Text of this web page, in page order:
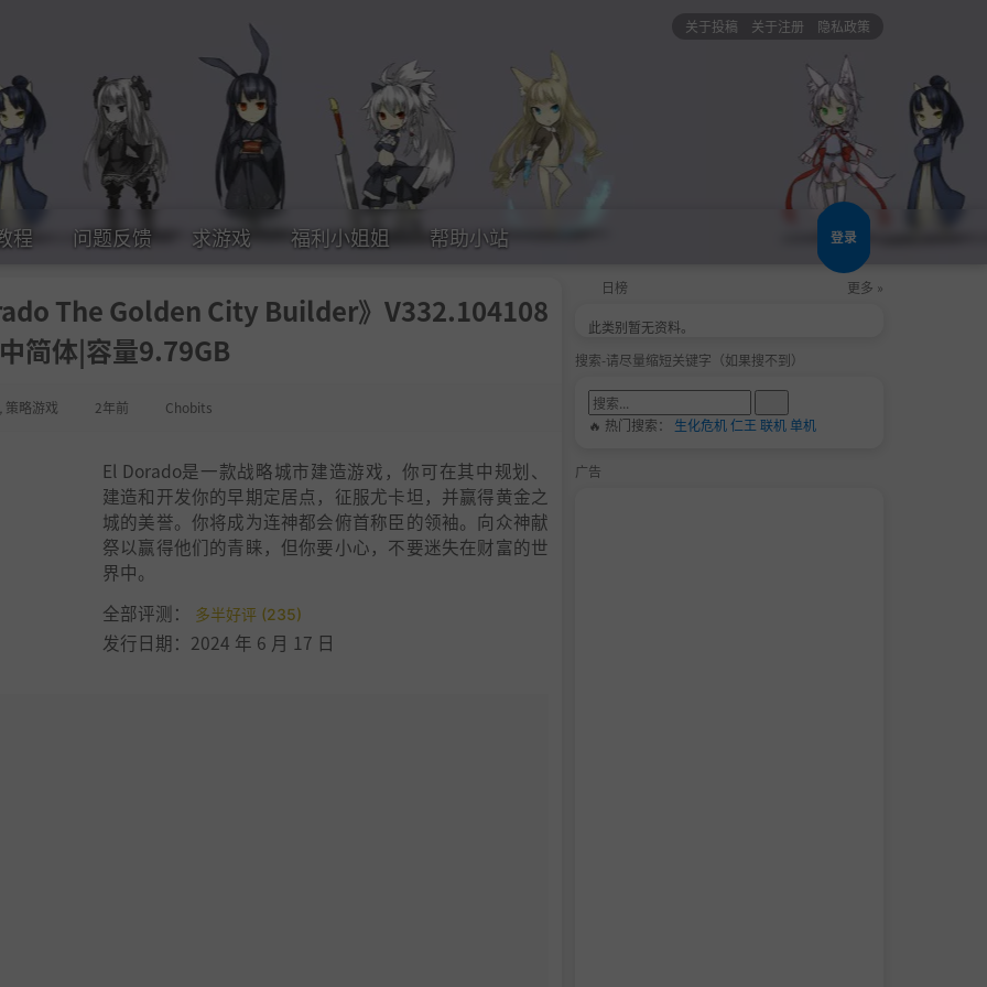
关于投稿 关于注册 隐私政策
程 问题反馈 求游戏 福利小姐姐 帮助小站 登录
The Golden City Builder》V332.104108
简体|容量9.79GB
策略游戏 2年前 Chobits
El Dorado是一款战略城市建造游戏，你可在其中规划、
建造和开发你的早期定居点，征服尤卡坦，并赢得黄金之
城的美誉。你将成为连神都会俯首称臣的领袖。向众神献
祭以赢得他们的青睐，但你要小心，不要迷失在财富的世
界中。
全部评测：
多半好评 (235)
发行日期：2024 年 6 月 17 日
日榜 更多 »
此类别暂无资料。
搜索-请尽量缩短关键字（如果搜不到）
🔥 热门搜索： 生化危机仁王 联机单机
广告